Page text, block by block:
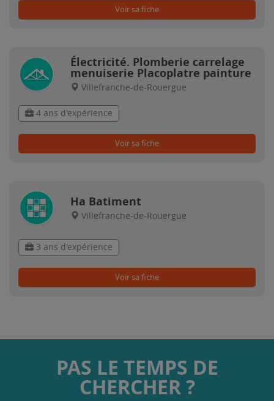
Voir sa fiche
Électricité. Plomberie carrelage
menuiserie Placoplatre painture
Villefranche-de-Rouergue
4 ans d'expérience
Voir sa fiche
Ha Batiment
Villefranche-de-Rouergue
3 ans d'expérience
Voir sa fiche
PAS LE TEMPS DE
CHERCHER ?